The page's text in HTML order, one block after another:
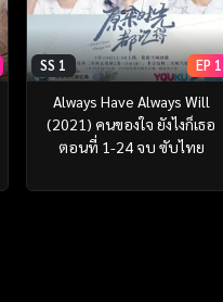
SS 1 EP 1
Always Have Always Will
(2021) คนของใจ ยังไงก็เธอ
ตอนที่ 1-24 จบ ซับไทย